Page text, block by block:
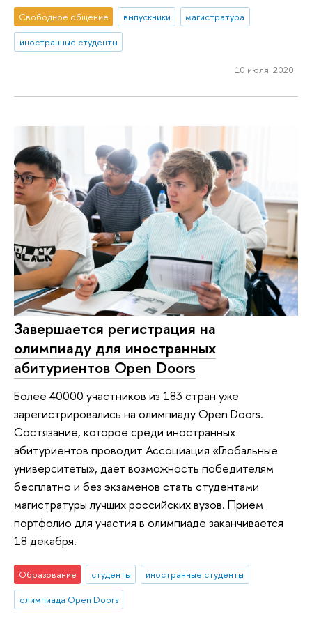
Свободное общение выпускники
магистратура
иностранные студенты
10 июля 2020
Завершается регистрация на
олимпиаду для иностранных
абитуриентов Open Doors
Более 40000 участников из 183 стран уже
зарегистрировались на олимпиаду Open Doors.
Состязание, которое среди иностранных
абитуриентов проводит Ассоциация «Глобальные
университеты», дает возможность победителям
бесплатно и без экзаменов стать студентами
магистратуры лучших российских вузов. Прием
портфолио для участия в олимпиаде заканчивается
18 декабря.
Образование студенты
иностранные студенты
олимпиада Open Doors